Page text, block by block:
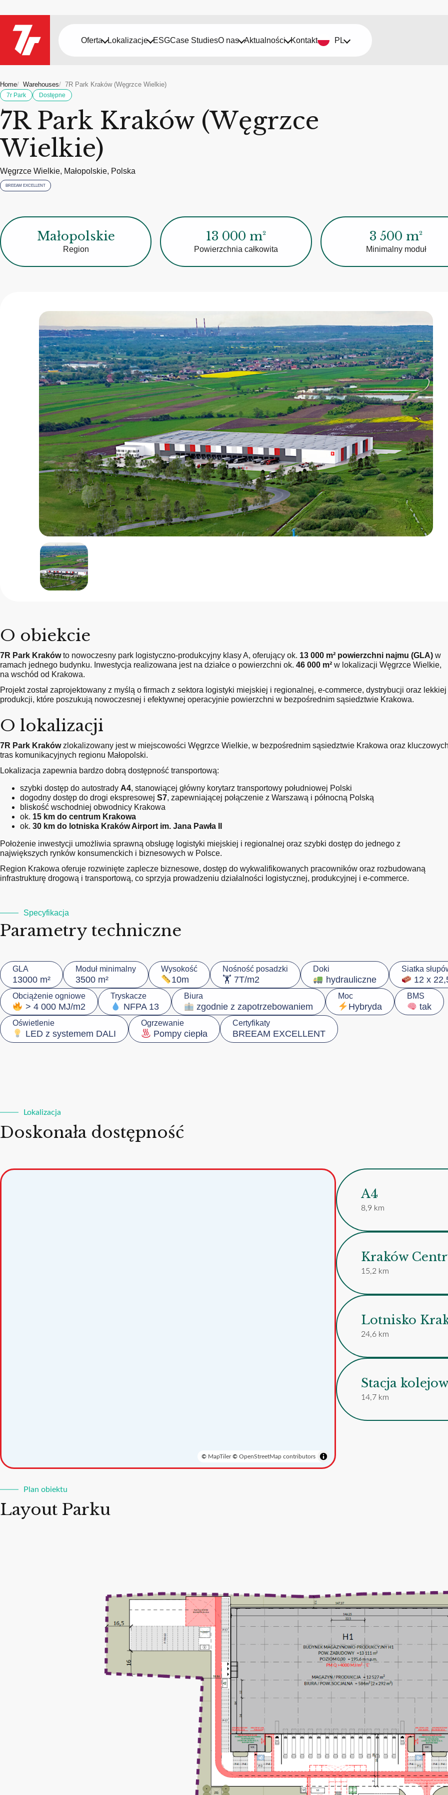
Oferta Lokalizacje ESGCase StudiesO nas Aktualności Kontakt PL
Home Warehouses 7R Park Kraków (Węgrzce Wielkie)
7r Park Dostępne
7R Park Kraków (Węgrzce
Wielkie)
Węgrzce Wielkie, Małopolskie, Polska
BREEAM EXCELLENT
Małopolskie
Region
13 000 m²
Powierzchnia całkowita
3 500 m²
Minimalny moduł
O obiekcie
7R Park Krakówto nowoczesny park logistyczno-produkcyjny klasy A, oferujący ok. 13 000 m² powierzchni najmu (GLA) w
ramach jednego budynku. Inwestycja realizowana jest na działce o powierzchni ok. 46 000 m² w lokalizacji Węgrzce Wielkie,
na wschód od Krakowa.
Projekt został zaprojektowany z myślą o firmach z sektora logistyki miejskiej i regionalnej, e-commerce, dystrybucji oraz lekkiej
produkcji, które poszukują nowoczesnej i efektywnej operacyjnie powierzchni w bezpośrednim sąsiedztwie Krakowa.
O lokalizacji
7R Park Krakówzlokalizowany jest w miejscowości Węgrzce Wielkie, w bezpośrednim sąsiedztwie Krakowa oraz
tras komunikacyjnych regionu Małopolski.
Lokalizacja zapewnia bardzo dobrą dostępność transportową:
szybki dostęp do autostrady A4, stanowiącej główny korytarz transportowy południowej Polski
dogodny dostęp do drogi ekspresowej S7, zapewniającej połączenie z Warszawą i północną Polską
bliskość wschodniej obwodnicy Krakowa
ok. 15 km do centrum Krakowa
ok. 30 km do lotniska Kraków Airport im. Jana Pawła II
Położenie inwestycji umożliwia sprawną obsługę logistyki miejskiej i regionalnej oraz szybki dostęp do jednego z
największych rynków konsumenckich i biznesowych w Polsce.
Region Krakowa oferuje rozwinięte zaplecze biznesowe, dostęp do wykwalifikowanych pracowników oraz rozbudowaną
infrastrukturę drogową i transportową, co sprzyja prowadzeniu działalności logistycznej, produkcyjnej i e-commerce.
Specyfikacja
Parametry techniczne
GLA
13000 m²
Moduł minimalny
3500 m²
Wysokość
10m
Nośność posadzki
🏋️ 7T/m2
Doki
hydrauliczne
Siatka
12 x
Obciążenie ogniowe
> 4 000 MJ/m2
Tryskacze
NFPA 13
Biura
zgodnie z zapotrzebowaniem
Moc
Hybryda
BMS
tak
Oświetlenie
LED z systemem DALI
Ogrzewanie
Pompy ciepła
Certyfikaty
BREEAM EXCELLENT
Lokalizacja
Doskonała dostępność
© MapTiler© OpenStreetMap contributors
A4
8,9 km
Kraków
15,2 km
Lotnisko
24,6 km
Stacja
14,7 km
Plan obiektu
Layout Parku